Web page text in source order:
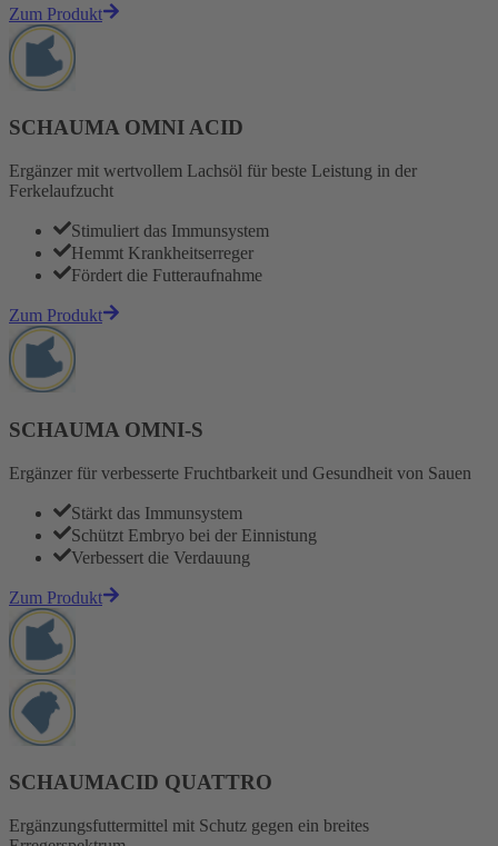
Zum Produkt
SCHAUMA OMNI ACID
Ergänzer mit wertvollem Lachsöl für beste Leistung in der
Ferkelaufzucht
Stimuliert das Immunsystem
Hemmt Krankheitserreger
Fördert die Futteraufnahme
Zum Produkt
SCHAUMA OMNI-S
Ergänzer für verbesserte Fruchtbarkeit und Gesundheit von Sauen
Stärkt das Immunsystem
Schützt Embryo bei der Einnistung
Verbessert die Verdauung
Zum Produkt
SCHAUMACID QUATTRO
Ergänzungsfuttermittel mit Schutz gegen ein breites